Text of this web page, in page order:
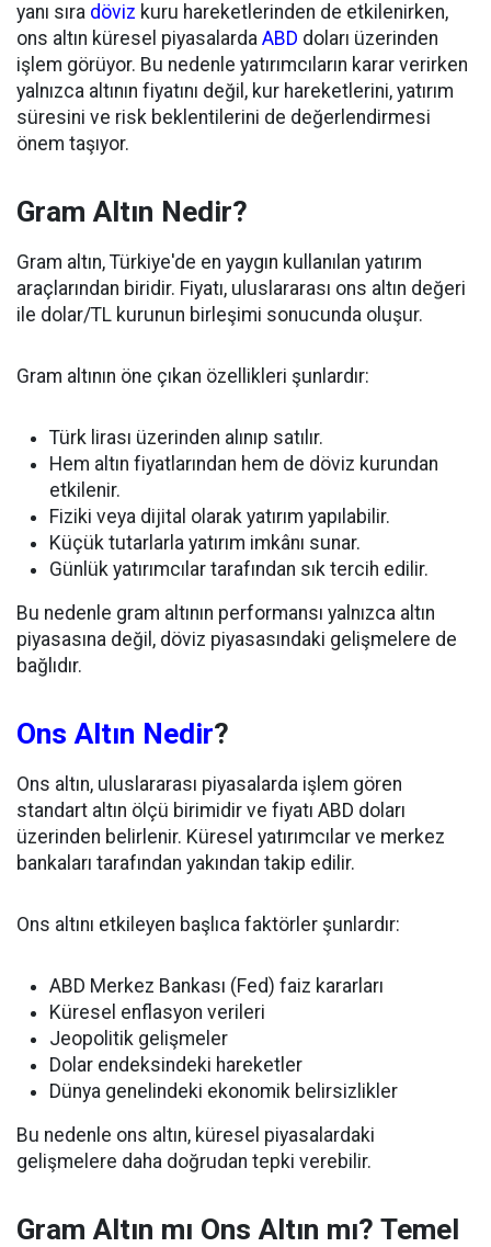
yanı sıra döviz kuru hareketlerinden de etkilenirken,
ons altın küresel piyasalarda ABD doları üzerinden
işlem görüyor. Bu nedenle yatırımcıların karar verirken
yalnızca altının fiyatını değil, kur hareketlerini, yatırım
süresini ve risk beklentilerini de değerlendirmesi
önem taşıyor.
Gram Altın Nedir?
Gram altın, Türkiye'de en yaygın kullanılan yatırım
araçlarından biridir. Fiyatı, uluslararası ons altın değeri
ile dolar/TL kurunun birleşimi sonucunda oluşur.
Gram altının öne çıkan özellikleri şunlardır:
Türk lirası üzerinden alınıp satılır.
Hem altın fiyatlarından hem de döviz kurundan
etkilenir.
Fiziki veya dijital olarak yatırım yapılabilir.
Küçük tutarlarla yatırım imkânı sunar.
Günlük yatırımcılar tarafından sık tercih edilir.
Bu nedenle gram altının performansı yalnızca altın
piyasasına değil, döviz piyasasındaki gelişmelere de
bağlıdır.
Ons Altın Nedir?
Ons altın, uluslararası piyasalarda işlem gören
standart altın ölçü birimidir ve fiyatı ABD doları
üzerinden belirlenir. Küresel yatırımcılar ve merkez
bankaları tarafından yakından takip edilir.
Ons altını etkileyen başlıca faktörler şunlardır:
ABD Merkez Bankası (Fed) faiz kararları
Küresel enflasyon verileri
Jeopolitik gelişmeler
Dolar endeksindeki hareketler
Dünya genelindeki ekonomik belirsizlikler
Bu nedenle ons altın, küresel piyasalardaki
gelişmelere daha doğrudan tepki verebilir.
Gram Altın mı Ons Altın mı? Temel